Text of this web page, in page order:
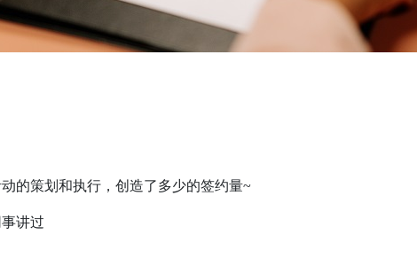
的策划和执行，创造了多少的签约量~
讲过